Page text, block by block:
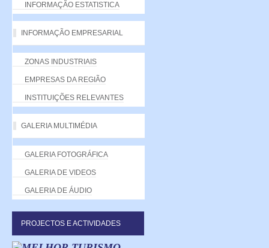
INFORMAÇÃO ESTATISTICA
INFORMAÇÃO EMPRESARIAL
ZONAS INDUSTRIAIS
EMPRESAS DA REGIÃO
INSTITUIÇÕES RELEVANTES
GALERIA MULTIMÉDIA
GALERIA FOTOGRÁFICA
GALERIA DE VIDEOS
GALERIA DE ÁUDIO
PROJECTOS E ACTIVIDADES